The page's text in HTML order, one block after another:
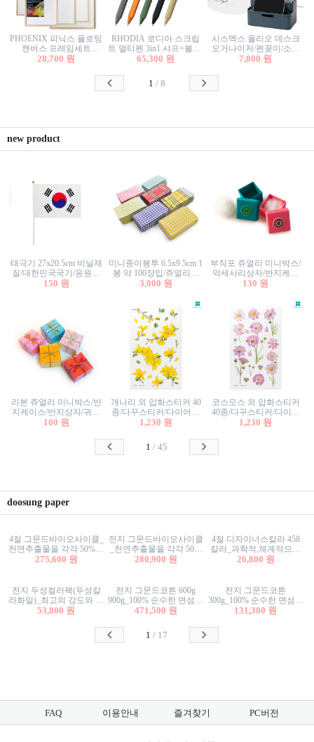
PHOENIX 피닉스 플로팅
캔버스 프레임세트
50x50cm/액자캔버스/인테
28,700 원
RHODIA 로디아 스크립
트 멀티펜 3in1 샤프+볼펜/
무광택 알루미늄 육각배
65,300 원
시스맥스 올리오 데스크
오거나이저/펜꽂이/소품
꽂이/소품함/정리함/수납
7,800 원
1 / 8
new product
태극기 27x20.5cm 비닐재
질/대한민국국기/응원깃
발/행사깃발
150 원
미니종이봉투 6.5x9.5cm 1
봉 약 100장입/쥬얼리봉
투/증명사진봉투/악세사
3,000 원
부직포 쥬얼리 미니박스/
악세사리상자/반지케이
스/반지상자/귀걸이상자/
130 원
리본 쥬얼리 미니박스/반
지케이스/반지상자/귀걸
이상자/귀걸이박스/악세
100 원
개나리 외 압화스티커 40
종/다꾸스티커/다이어리
꾸미기/꽃스티커/자연물
1,230 원
코스모스 외 압화스티커
40종/다꾸스티커/다이어
리꾸미기/꽃스티커/자연
1,230 원
1 /45
doosung paper
4절 그문드바이오사이클_
천연추출물을 각각 50%이
상 함유한 친환경그래픽
275,600 원
전지 그문드바이오사이클
_천연추출물을 각각 50%
이상 함유한 친환경그래
280,900 원
4절 디자이너스칼라 458
칼라_과학적,체계적으로
분류된 200색을 갖춘 색지
26,800 원
전지 두성컬러팩(두성칼
라화일)_최고의 강도와 평
활성을 지닌 다양한 컬러
53,800 원
전지 그문드코튼 600g
900g_100% 순수한 면섬유
로 만든 친환경프리미엄
471,500 원
전지 그문드코튼
300g_100% 순수한 면섬유
로 만든 친환경프리미엄
131,300 원
1 / 17
FAQ 이용안내 즐겨찾기 PC버전